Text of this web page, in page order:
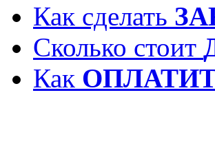
Как сделать
Сколько стоит
Как